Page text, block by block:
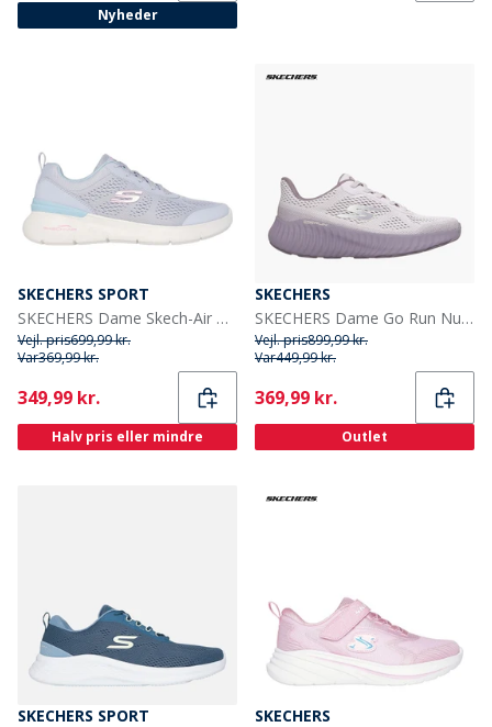
Nyheder
SKECHERS SPORT
SKECHERS Dame Skech-Air Dynamight 2.0 New Heights Sneakers Blå
Vejl. pris699,99 kr.
Var369,99 kr.
Current
349,99 kr.
Halv pris eller mindre
SKECHERS
SKECHERS Dame Go Run Nu Sneakers Lilla
Vejl. pris899,99 kr.
Var449,99 kr.
Current
369,99 kr.
Outlet
SKECHERS SPORT
SKECHERS